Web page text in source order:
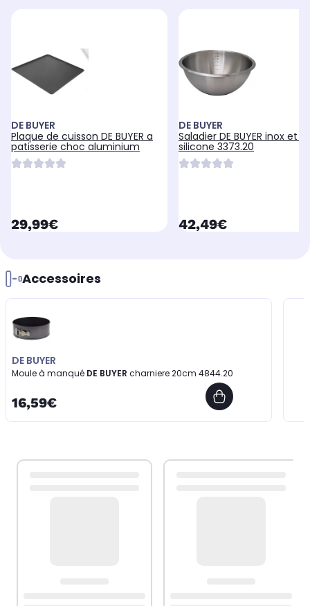
DE BUYER
Plaque de cuisson DE BUYER a
patisserie choc aluminium
currentPrice
29,99€
DE BUYER
Saladier DE BUYER inox et
silicone 3373.20
currentPrice
42,49€
Accessoires
DE BUYER
Moule à manqué DE BUYER charniere 20cm 4844.20
16,59€